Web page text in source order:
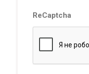
ReCaptcha